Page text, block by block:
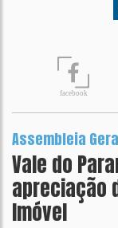
facebook
Assembleia
Vale do
apreciação
Imóvel